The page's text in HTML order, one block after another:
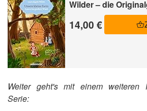
Wilder – die
14,00 €
Weiter geht's mit einem weiteren
Serie: